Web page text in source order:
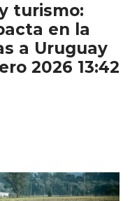
turismo:
en la
a Uruguay
2026 13:42